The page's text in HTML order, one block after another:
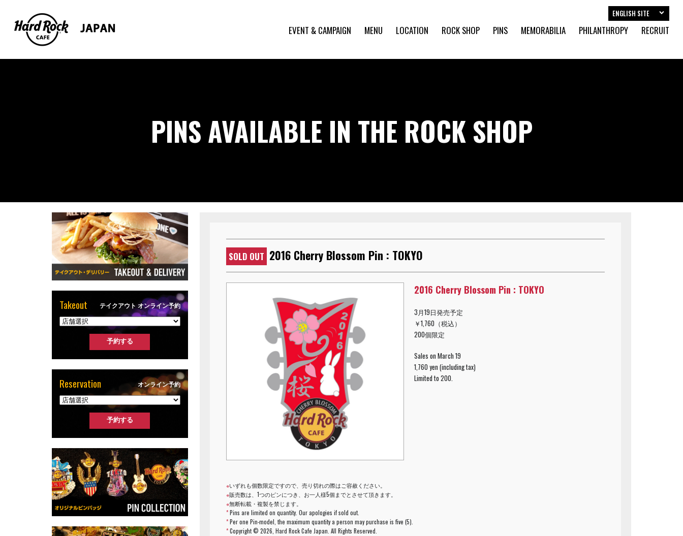
EVENT & CAMPAIGN MENU LOCATION ROCK SHOP PINS MEMORABILIA PHILANTHROPY RECRUIT
ENGLISH SITE
PINS AVAILABLE IN THE ROCK SHOP
SOLD OUT 2016 Cherry Blossom Pin : TOKYO
2016 Cherry Blossom Pin : TOKYO
3月19日発売予定
￥1,760（税込）
200個限定
Sales on March 19
1,760 yen (including tax)
Limited to 200.
※いずれも個数限定ですので、売り切れの際はご容赦ください。
※販売数は、1つのピンにつき、お一人様5個までとさせて頂きます。
※無断転載・複製を禁じます。
*Pins are limited on quantity. Our apologies if sold out.
*Per one Pin-model, the maximum quantity a person may purchase is five (5).
*Copyright ©2026, Hard Rock Cafe Japan. All Rights Reserved.
Takeout テイクアウト オンライン予約
Reservation オンライン予約